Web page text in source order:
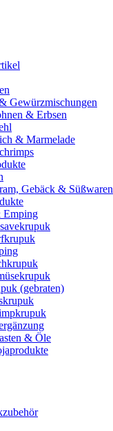
Gewürzmischungen
& Erbsen
& Marmelade
Gebäck & Süßwaren
(gebraten)
& Öle